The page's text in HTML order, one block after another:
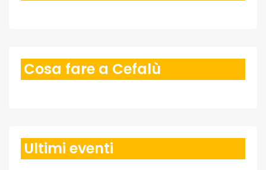
Cosa fare a Cefalù
Ultimi eventi